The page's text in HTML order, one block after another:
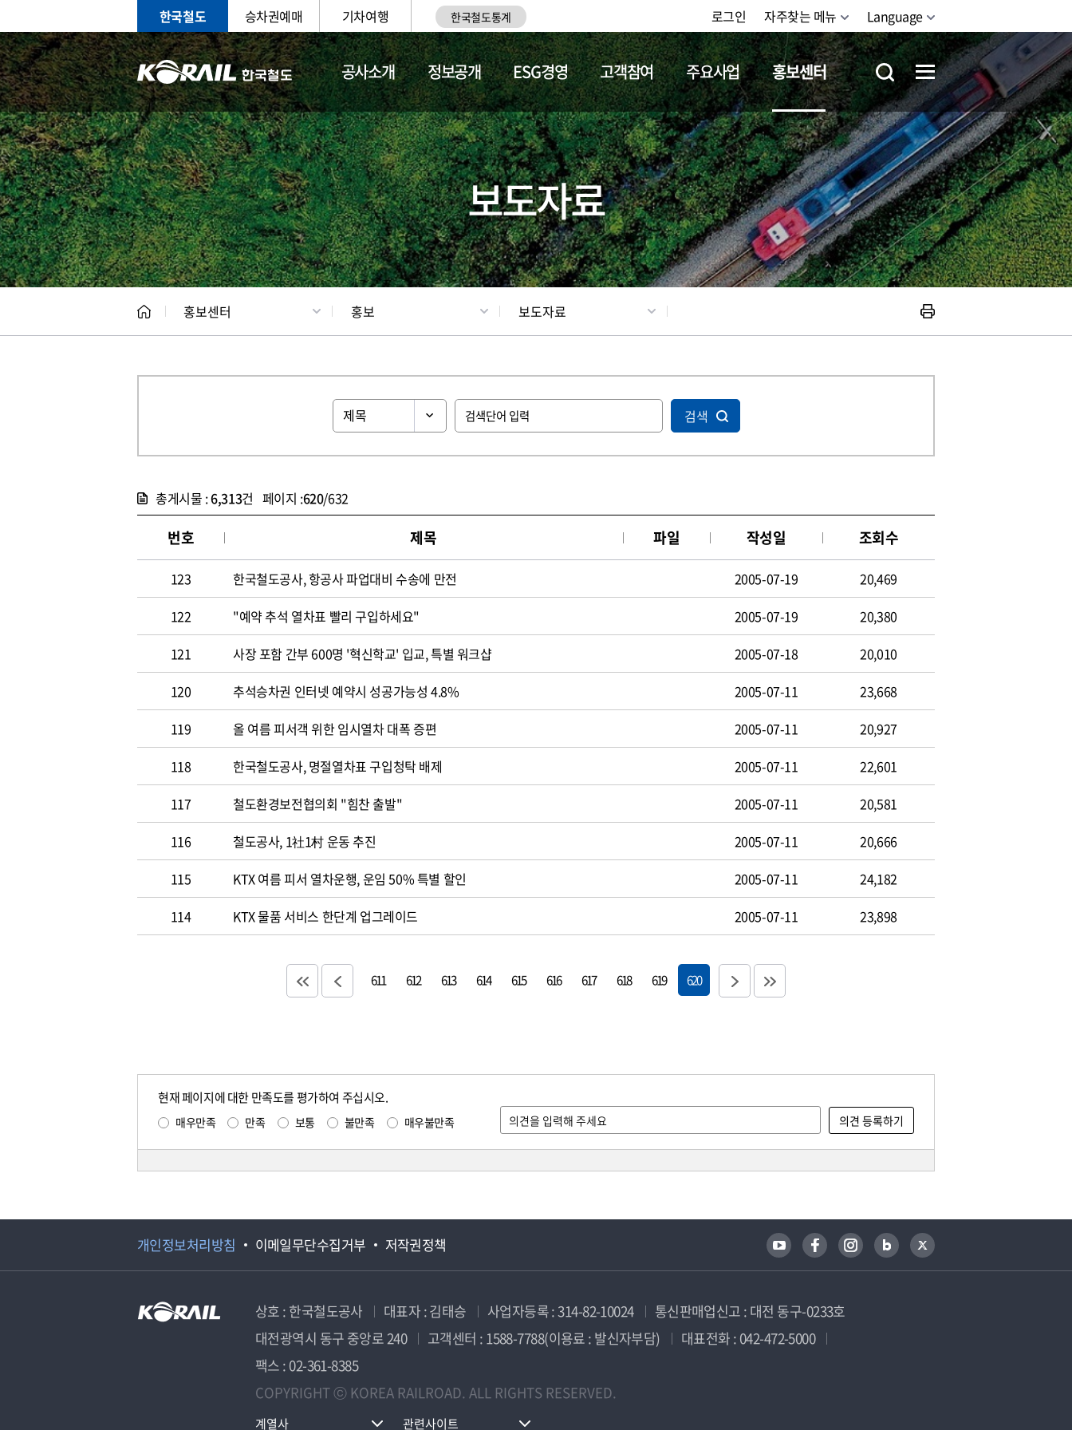
한국철도 승차권예매 기차여행 한국철도통계 로그인 자주찾는 메뉴 Language
공사소개 정보공개 ESG경영 고객참여 주요사업 홍보센터
홍보 문화사업 갤러리 기차소개 철도체험
보도자료
홍보센터 홍보 보도자료
검색
총게시물 :6,313건 페이지 :620/632
번호 제목 파일 작성일 조회수
123 한국철도공사, 항공사 파업대비 수송에 만전 2005-07-19
20,469
122
"예약 추석 열차표 빨리 구입하세요" 2005-07-19
20,380
121
사장 포함 간부 600명 '혁신학교' 입교, 특별 워크샵 2005-07-18
20,010
120
추석승차권 인터넷 예약시 성공가능성 4.8% 2005-07-11
23,668
119
올 여름 피서객 위한 임시열차 대폭 증편 2005-07-11
20,927
118
한국철도공사, 명절열차표 구입청탁 배제 2005-07-11
22,601
117
철도환경보전협의회 "힘찬 출발" 2005-07-11
20,581
116
철도공사, 1社1村 운동 추진 2005-07-11
20,666
115
KTX 여름 피서 열차운행, 운임 50% 특별 할인 2005-07-11
24,182
114
KTX 물품 서비스 한단계 업그레이드 2005-07-11 23,898
611 612 613 614 615 616 617 618 619 620
현재 페이지에 대한 만족도를 평가하여 주십시오.
매우만족 만족 보통 불만족 매우불만족
개인정보처리방침 이메일무단수집거부 저작권정책
상호 : 한국철도공사 대표자 : 김태승 사업자등록 : 314-82-10024
통신판매업신고 : 대전 동구-0233호
대전광역시 동구 중앙로 240
고객센터 : 1588-7788(이용료 : 발신자부담)
대표전화 : 042-472-5000
팩스 : 02-361-8385
COPYRIGHT ⓒ KOREA RAILROAD. ALL RIGHTS RESERVED.
계열사 관련사이트